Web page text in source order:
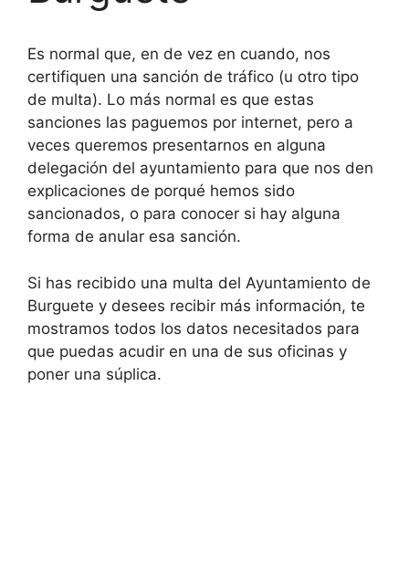
Es normal que, en de vez en cuando, nos
certifiquen una sanción de tráfico (u otro tipo
de multa). Lo más normal es que estas
sanciones las paguemos por internet, pero a
veces queremos presentarnos en alguna
delegación del ayuntamiento para que nos den
explicaciones de porqué hemos sido
sancionados, o para conocer si hay alguna
forma de anular esa sanción.
Si has recibido una multa del Ayuntamiento de
Burguete y desees recibir más información, te
mostramos todos los datos necesitados para
que puedas acudir en una de sus oficinas y
poner una súplica.